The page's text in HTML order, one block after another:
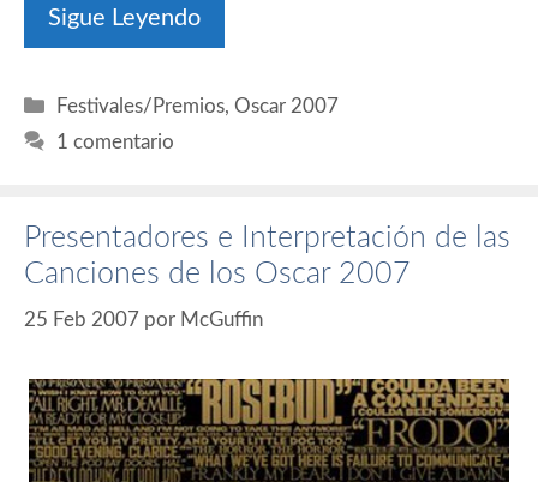
Sigue Leyendo
Categorías
Festivales/Premios,Oscar 2007
1 comentario
Presentadores e Interpretación de las
Canciones de los Oscar 2007
25 Feb 2007 por McGuffin